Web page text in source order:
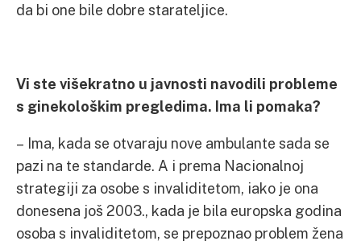
da bi one bile dobre starateljice.
Vi ste višekratno u javnosti navodili probleme
s ginekološkim pregledima. Ima li pomaka?
– Ima, kada se otvaraju nove ambulante sada se
pazi na te standarde. A i prema Nacionalnoj
strategiji za osobe s invaliditetom, iako je ona
donesena još 2003., kada je bila europska godina
osoba s invaliditetom, se prepoznao problem žena